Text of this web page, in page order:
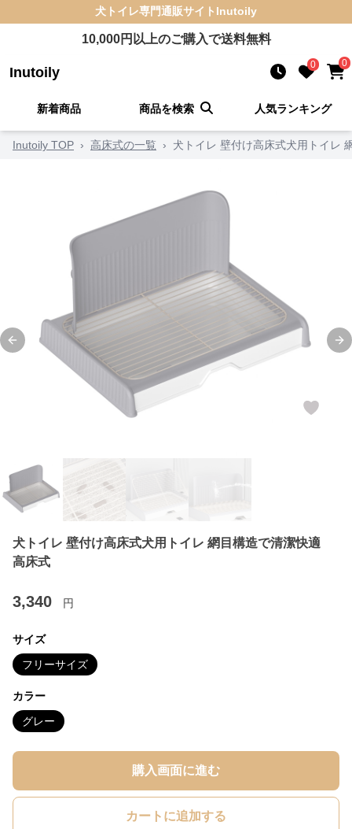
犬トイレ専門通販サイト Inutoily
10,000円以上のご購入で送料無料
Inutoily 0 0
新着商品 商品を検索 人気ランキング
Inutoily TOP › 高床式の一覧 › 犬トイレ 壁付け高床式犬用トイレ
Previous slide
犬トイレ 壁付け高床式犬用トイレ 網目構造で清潔快適
高床式
3,340 円
サイズ
フリーサイズ
カラー
グレー
購入画面に進む
カートに追加する